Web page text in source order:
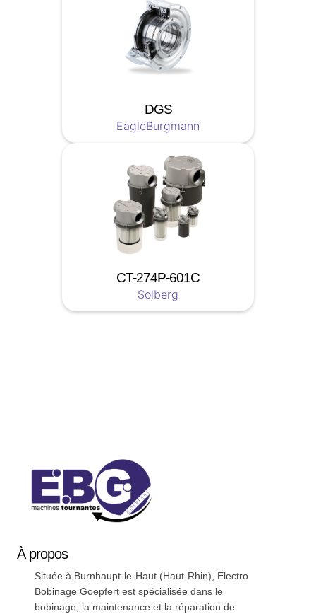
DGS
EagleBurgmann
CT-274P-601C
Solberg
Àpropos
Située à Burnhaupt-le-Haut (Haut-Rhin), Electro
Bobinage Goepfert est spécialisée dans le
bobinage, la maintenance et la réparation de